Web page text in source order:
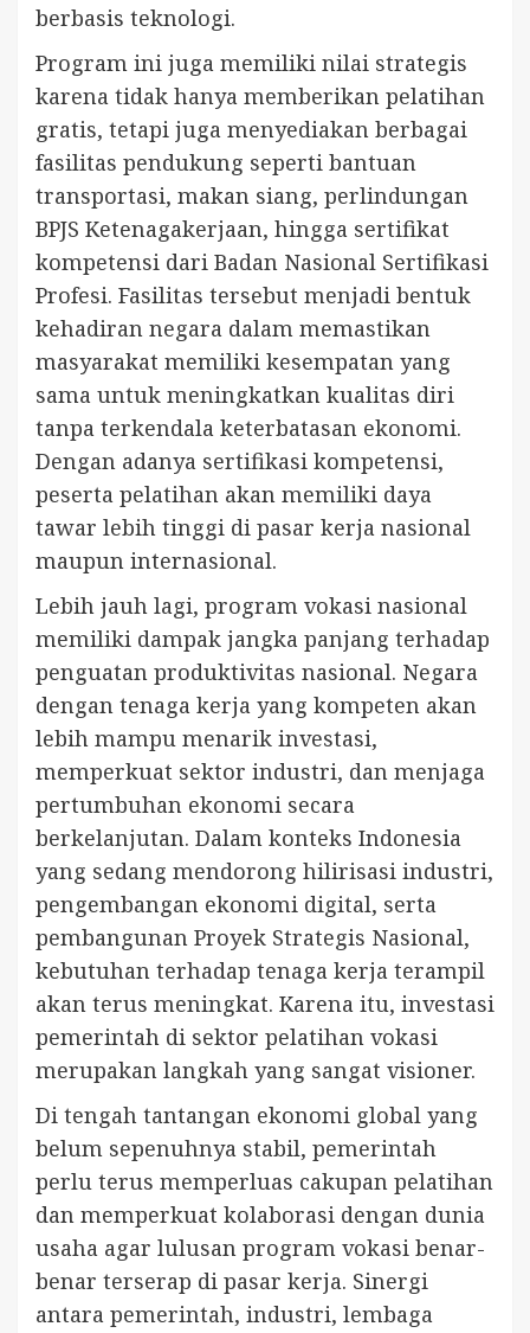
berbasis teknologi.
Program ini juga memiliki nilai strategis
karena tidak hanya memberikan pelatihan
gratis, tetapi juga menyediakan berbagai
fasilitas pendukung seperti bantuan
transportasi, makan siang, perlindungan
BPJS Ketenagakerjaan, hingga sertifikat
kompetensi dari Badan Nasional Sertifikasi
Profesi. Fasilitas tersebut menjadi bentuk
kehadiran negara dalam memastikan
masyarakat memiliki kesempatan yang
sama untuk meningkatkan kualitas diri
tanpa terkendala keterbatasan ekonomi.
Dengan adanya sertifikasi kompetensi,
peserta pelatihan akan memiliki daya
tawar lebih tinggi di pasar kerja nasional
maupun internasional.
Lebih jauh lagi, program vokasi nasional
memiliki dampak jangka panjang terhadap
penguatan produktivitas nasional. Negara
dengan tenaga kerja yang kompeten akan
lebih mampu menarik investasi,
memperkuat sektor industri, dan menjaga
pertumbuhan ekonomi secara
berkelanjutan. Dalam konteks Indonesia
yang sedang mendorong hilirisasi industri,
pengembangan ekonomi digital, serta
pembangunan Proyek Strategis Nasional,
kebutuhan terhadap tenaga kerja terampil
akan terus meningkat. Karena itu, investasi
pemerintah di sektor pelatihan vokasi
merupakan langkah yang sangat visioner.
Di tengah tantangan ekonomi global yang
belum sepenuhnya stabil, pemerintah
perlu terus memperluas cakupan pelatihan
dan memperkuat kolaborasi dengan dunia
usaha agar lulusan program vokasi benar-
benar terserap di pasar kerja. Sinergi
antara pemerintah, industri, lembaga